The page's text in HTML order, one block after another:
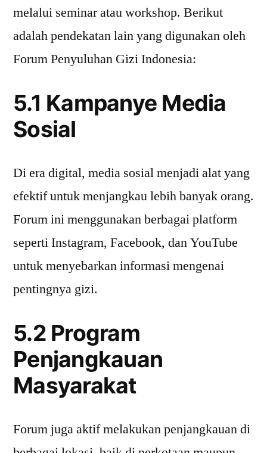
melalui seminar atau workshop. Berikut
adalah pendekatan lain yang digunakan oleh
Forum Penyuluhan Gizi Indonesia:
5.1 Kampanye Media
Sosial
Di era digital, media sosial menjadi alat yang
efektif untuk menjangkau lebih banyak orang.
Forum ini menggunakan berbagai platform
seperti Instagram, Facebook, dan YouTube
untuk menyebarkan informasi mengenai
pentingnya gizi.
5.2 Program
Penjangkauan
Masyarakat
Forum juga aktif melakukan penjangkauan di